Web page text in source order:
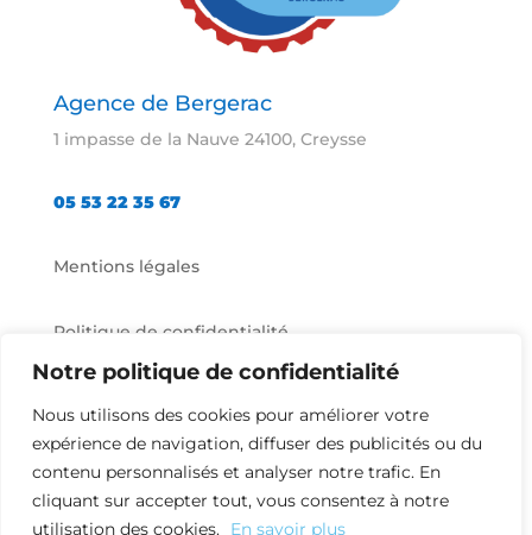
Notre politique de confidentialité
Nous utilisons des cookies pour améliorer votre
expérience de navigation, diffuser des publicités ou du
contenu personnalisés et analyser notre trafic. En
cliquant sur accepter tout, vous consentez à notre
utilisation des cookies. En savoir plus
Agence de Bergerac
1 impasse de la Nauve 24100, Creysse
05 53 22 35 67
Mentions légales
Politique de confidentialité

